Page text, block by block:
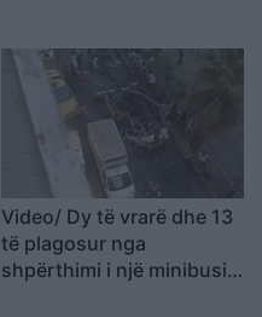
Video/ Dy të vrarë dhe 13
të plagosur nga
shpërthimi i një minibusi